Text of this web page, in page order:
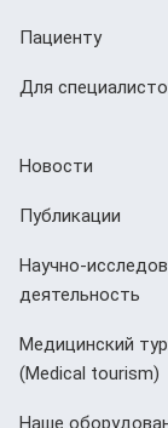
Пациенту
Для
Новости
Публикации
Научно-
деятельность
Медицинский
(Мedical tourism)
Наше